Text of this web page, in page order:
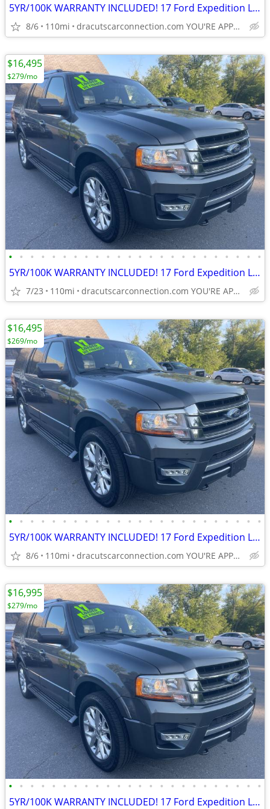
5YR/100K WARRANTY INCLUDED! 17 Ford Expedition Limited 4WD! LOW MILES!
8/6 110mi dracutscarconnection.com YOU'RE APPROVED! $1500 Down $69/WK
• • • • • • • • • • • • • • • • • • • • • • • •
5YR/100K WARRANTY INCLUDED! 17 Ford Expedition Limited 4WD! LOW MILES!
7/23 110mi dracutscarconnection.com YOU'RE APPROVED! $1500 Down $69/WK
$16,495
$279/mo
• • • • • • • • • • • • • • • • • • • • • • • •
5YR/100K WARRANTY INCLUDED! 17 Ford Expedition Limited 4WD! LOW MILES!
8/6 110mi dracutscarconnection.com YOU'RE APPROVED! $1500 Down $65/WK
$16,495
$269/mo
• • • • • • • • • • • • • • • • • • • • • • • •
5YR/100K WARRANTY INCLUDED! 17 Ford Expedition Limited 4WD! LOW MILES!
$16,995
$279/mo